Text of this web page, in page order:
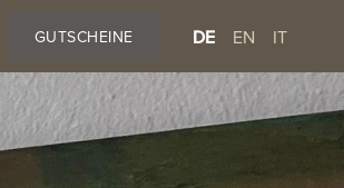
GUTSCHEINE DE EN IT